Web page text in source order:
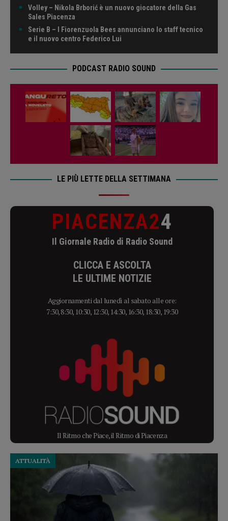
Volley – Nikola Brborić è un nuovo giocatore della Gas
Sales Piacenza
Serie B – I Fiorenzuola Bees annunciano lo staff tecnico
e il nuovo centro Federico Lui
PODCAST RADIO SOUND
LE PIÙ LETTE DELLA SETTIMANA
PIACENZA24
Il Giornale Radio di Radio Sound
CLICCA E ASCOLTA
LE ULTIME NOTIZIE
Aggiornamenti dal lunedì al sabato alle ore:
7:30, 8:30, 10:30, 12:30, 14:30, 16:30, 18:30, 19:30
Il Ritmo che Piace, il Ritmo di Piacenza
ATTUALITÀ